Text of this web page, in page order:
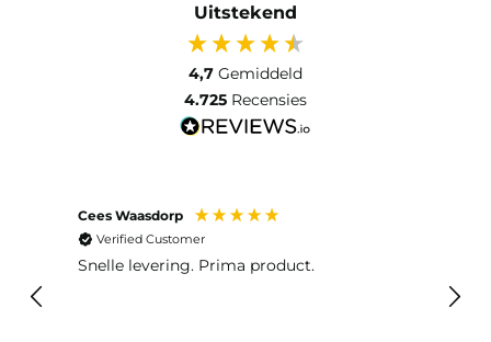
Uitstekend
4,7 Gemiddeld
4.725 Recensies
Cees Waasdorp
Verified Customer
Snelle levering. Prima product.
lang